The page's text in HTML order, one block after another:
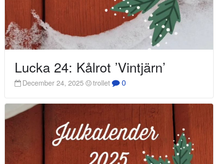
Lucka 24: Kålrot ’Vintjärn’
December 24, 2025 trollet 0